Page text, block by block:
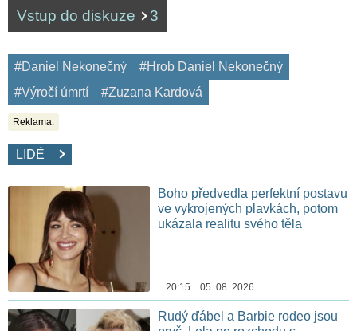
Vstup do diskuze 3
#Daniel Nekonečný
#Hrob Daniel Nekonečný
#Výročí úmrtí
#Zuzana Kardová
Reklama:
LIDÉ
Boho předvedla perfektní postavu
ve vykrojených plavkách, potom
ukázala realitu svého těla
20:15 05. 08. 2026
Rudý ďábel a Barbie rodeo jsou